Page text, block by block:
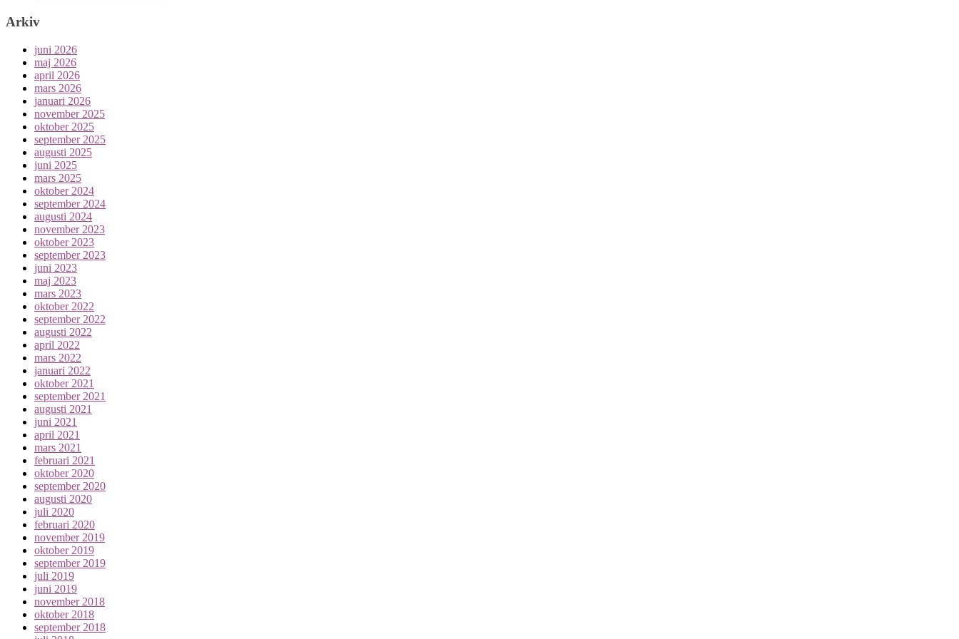
Arkiv
juni 2026
maj 2026
april 2026
mars 2026
januari 2026
november 2025
oktober 2025
september 2025
augusti 2025
juni 2025
mars 2025
oktober 2024
september 2024
augusti 2024
november 2023
oktober 2023
september 2023
juni 2023
maj 2023
mars 2023
oktober 2022
september 2022
augusti 2022
april 2022
mars 2022
januari 2022
oktober 2021
september 2021
augusti 2021
juni 2021
april 2021
mars 2021
februari 2021
oktober 2020
september 2020
augusti 2020
juli 2020
februari 2020
november 2019
oktober 2019
september 2019
juli 2019
juni 2019
november 2018
oktober 2018
september 2018